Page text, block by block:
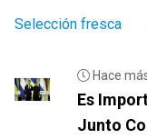
Selección fresca
Hace
Es
Junto